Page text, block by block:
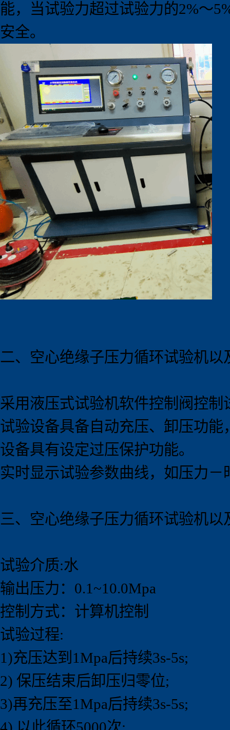
能，当试验力超过试验力的2%～
安全。
二、空心绝缘子压力循环试验机以
采用液压式试验机软件控制阀控
试验设备具备自动充压、卸压功
设备具有设定过压保护功能。
实时显示试验参数曲线，如压力
三、空心绝缘子压力循环试验机以
试验介质:水
输出压力：0.1~10.0Mpa
控制方式：计算机控制
试验过程:
1)充压达到1Mpa后持续3s-5s;
2) 保压结束后卸压归零位;
3)再充压至1Mpa后持续3s-5s;